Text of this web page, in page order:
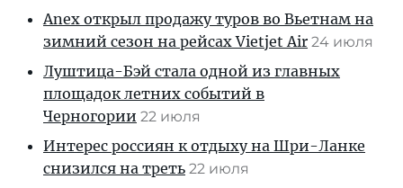
Anex открыл продажу туров во Вьетнам на
зимний сезон на рейсах Vietjet Air 24 июля
Луштица-Бэй стала одной из главных
площадок летних событий в
Черногории 22 июля
Интерес россиян к отдыху на Шри-Ланке
снизился на треть 22 июля